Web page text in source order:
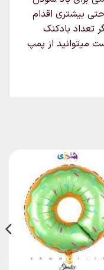
بیشتری اقدام
تعداد بادکنک
میتوانید از پمپ